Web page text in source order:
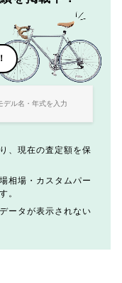
、現在の査定額を保
相場・カスタムパー
。
ータが表示されない